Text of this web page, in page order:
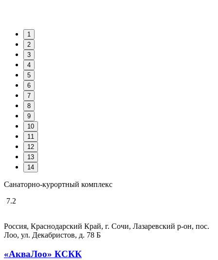
1
2
3
4
5
6
7
8
9
10
11
12
13
14
Санаторно-курортный комплекс
7.2
Россия, Краснодарский Край, г. Сочи, Лазаревский р-он, пос.
Лоо, ул. Декабристов, д. 78 Б
«АкваЛоо» КСКК